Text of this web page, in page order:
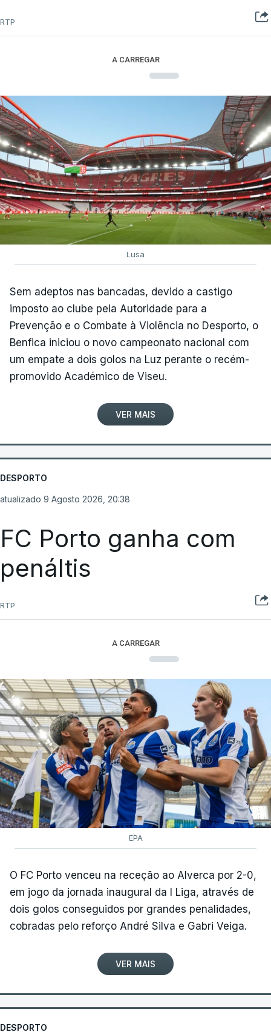
RTP
A CARREGAR
Lusa
Sem adeptos nas bancadas, devido a castigo
imposto ao clube pela Autoridade para a
Prevenção e o Combate à Violência no Desporto, o
Benfica iniciou o novo campeonato nacional com
um empate a dois golos na Luz perante o recém-
promovido Académico de Viseu.
VER MAIS
DESPORTO
atualizado 9 Agosto 2026, 20:38
FC Porto ganha com
penáltis
RTP
A CARREGAR
EPA
O FC Porto venceu na receção ao Alverca por 2-0,
em jogo da jornada inaugural da I Liga, através de
dois golos conseguidos por grandes penalidades,
cobradas pelo reforço André Silva e Gabri Veiga.
VER MAIS
DESPORTO